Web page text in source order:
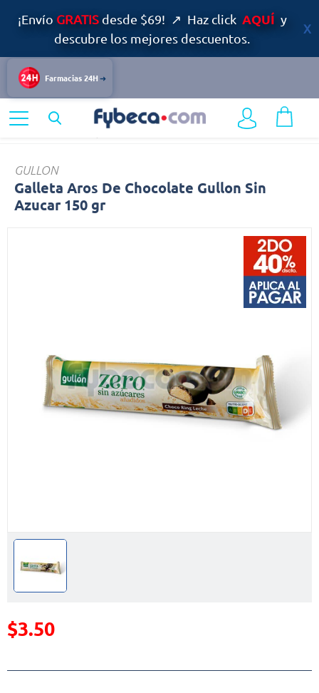
¡Envío GRATISdesde $69! ↗ Haz click AQUÍ y
descubre los mejores descuentos.
Farmacias 24H
Alimentos y Bebidas
GULLON
Galleta Aros De Chocolate Gullon Sin
Azucar 150 gr
Precio reducido de
$3.50